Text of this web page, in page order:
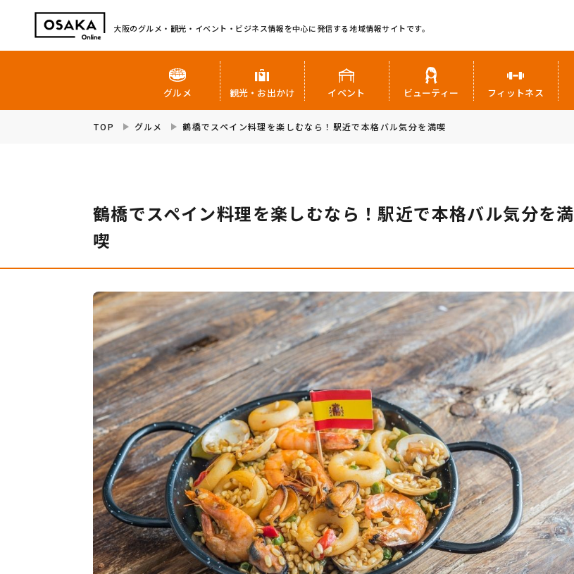
大阪のグルメ・観光・イベント・ビジネス情報を中心に発信する地域情報サイトです。
グルメ 観光・お出かけ イベント ビューティー フィットネス
TOP グルメ 鶴橋でスペイン料理を楽しむなら！駅近で本格バル気分を満喫
鶴橋でスペイン料理を楽しむなら！駅近で本格バル気分を満
喫